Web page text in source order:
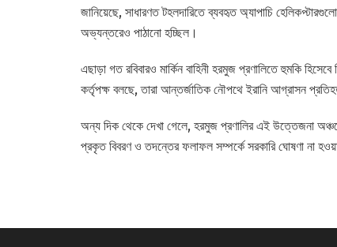
জানিয়েছে, সাধারণত টহলদারিতে ব্যবহৃত অ্যাপাচি
অভ্যন্তরেও পাঠানো হচ্ছিল।
এছাড়া গত রবিবারও মার্কিন বাহিনী হরমুজ প্রণালিতে হুমকি
কর্তৃপক্ষ বলছে, তারা আন্তর্জাতিক নৌপথে ইরানি আগ্রাসন
অন্য দিক থেকে দেখা গেলে, হরমুজ প্রণালির এই উত্তেজনা
প্রকৃত বিবরণ ও তদন্তের ফলাফল সম্পর্কে সরকারি ঘোষণা না